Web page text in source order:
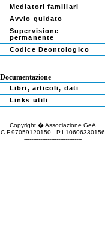
Mediatori familiari
Avvio guidato
Supervisione
permanente
Codice Deontologico
Documentazione
Libri, articoli, dati
Links utili
-------------------------------
Copyright � Associazione GeA
C.F.97059120150 - P.I.10606330156
--------------------------------